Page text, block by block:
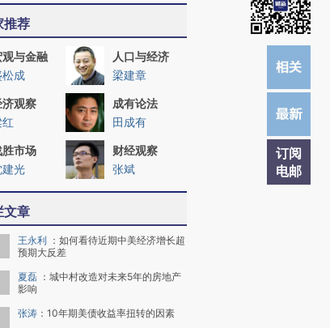
订阅
电邮
推荐
观与金融
松成
人口与经济
梁建章
济观察
成有论法
田成有
胜市场
建光
财经观察
张斌
文章
王永利 ： 如何看待近期中美经济增长超
预期大反差
夏磊 ： 城中村改造对未来5年的房地产
影响
张涛 ： 10年期美债收益率扭转的因素